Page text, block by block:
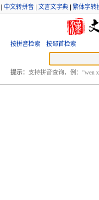
中文转拼音 文言文字典 繁体字转
按拼音检索 按部首检索
提示： 支持拼音查询，例：“wen